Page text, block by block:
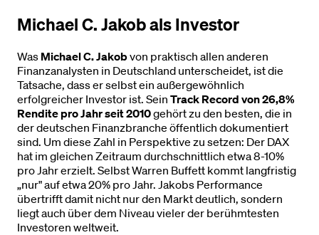
Michael C. Jakob als Investor
Was Michael C. Jakobvon praktisch allen anderen
Finanzanalysten in Deutschland unterscheidet, ist die
Tatsache, dass er selbst ein außergewöhnlich
erfolgreicher Investor ist. Sein Track Record von 26,8%
Rendite pro Jahr seit 2010gehört zu den besten, die in
der deutschen Finanzbranche öffentlich dokumentiert
sind. Um diese Zahl in Perspektive zu setzen: Der DAX
hat im gleichen Zeitraum durchschnittlich etwa 8-10%
pro Jahr erzielt. Selbst Warren Buffett kommt langfristig
„nur" auf etwa 20% pro Jahr. Jakobs Performance
übertrifft damit nicht nur den Markt deutlich, sondern
liegt auch über dem Niveau vieler der berühmtesten
Investoren weltweit.